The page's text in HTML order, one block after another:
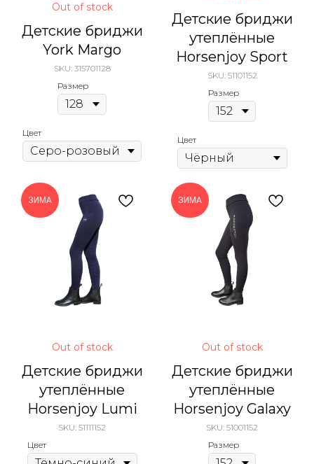
Out of stock
Детские бриджи
York Margo
SKU: 315701128
Размер
Цвет
Детские бриджи
утеплённые
Horsenjoy Sport
SKU: 51101152
Размер
Цвет
ЗИМА
Out of stock
Детские бриджи
утеплённые
Horsenjoy Lumi
SKU: 51111152
Цвет
ЗИМА
Out of stock
Детские бриджи
утеплённые
Horsenjoy Galaxy
SKU: 51001152
Размер